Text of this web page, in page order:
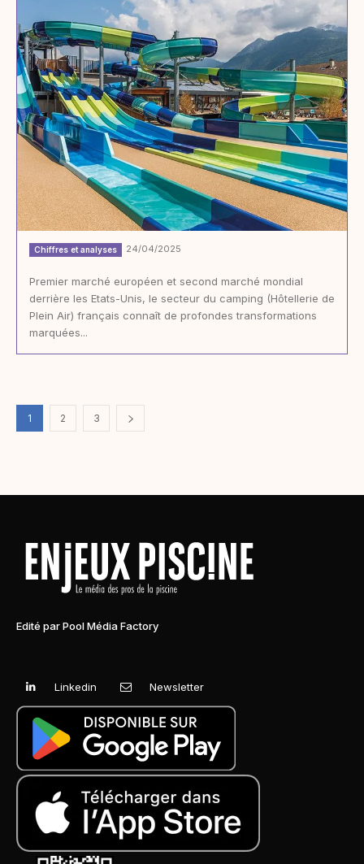
Chiffres et analyses 24/04/2025
Premier marché européen et second marché mondial
derrière les Etats-Unis, le secteur du camping (Hôtellerie de
Plein Air) français connaît de profondes transformations
marquées...
1 2 3
Edité par Pool Média Factory
Linkedin Newsletter